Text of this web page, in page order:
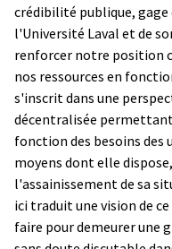
crédibilité publique, gage
l'Université Laval et de
renforcer notre position
nos ressources en
s'inscrit dans une
décentralisée
fonction des besoins
moyens dont elle
l'assainissement de sa
ici traduit une vision de
faire pour demeurer une